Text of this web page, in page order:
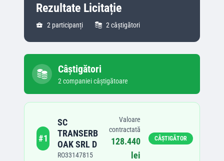
Rezultate Licitație
2 participanți 2 câștigători
Câștigători
2 companieicâștigătoare
#1
SC
TRANSERB
OAK SRL D
RO33147815
Valoare
contractată
128.440
lei
CÂȘTIGĂTOR